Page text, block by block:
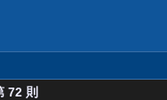
72 則